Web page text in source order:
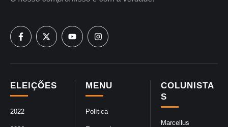
COLUNISTA
S
Marcellus
MENU
Política
ELEIÇÕES
2022